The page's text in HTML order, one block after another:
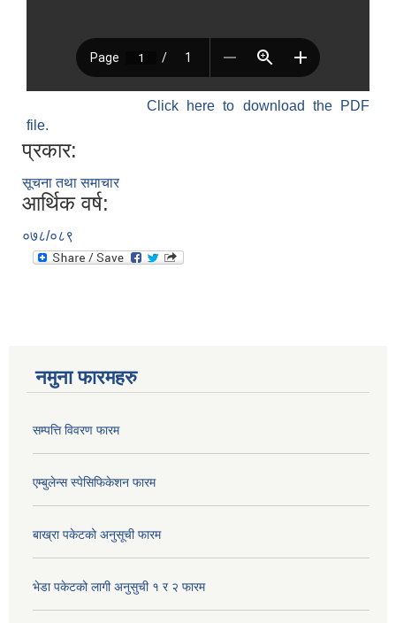
Click here to download the PDF
file.
प्रकार:
सूचना तथा समाचार
आर्थिक वर्ष:
०७८/०८९
नमुना फारमहरु
सम्पत्ति विवरण फारम
एम्बुलेन्स स्पेसिफिकेशन फारम
बाख्रा पकेटको अनुसूची फारम
भेडा पकेटको लागी अनुसुची १ र २ फारम